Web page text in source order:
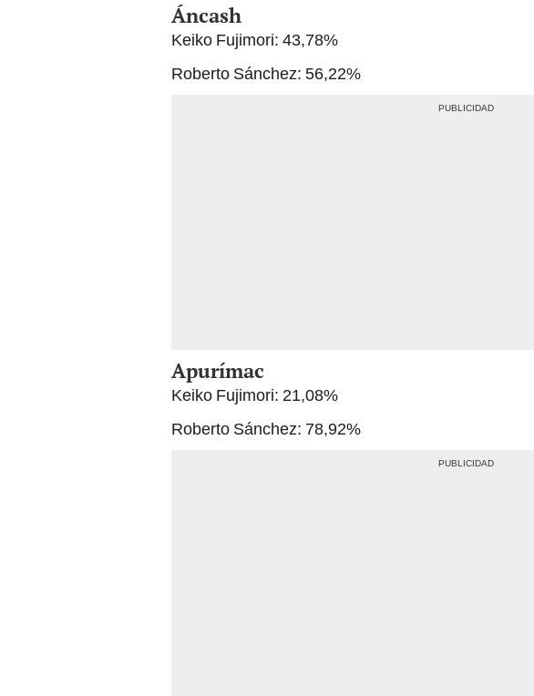
Áncash
Keiko Fujimori: 43,78%
Roberto Sánchez: 56,22%
Apurímac
Keiko Fujimori: 21,08%
Roberto Sánchez: 78,92%